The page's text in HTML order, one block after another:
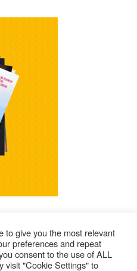
Où Trouver Poly ?
to give you the most relevant
preferences and repeat
consent to the use of ALL
visit "Cookie Settings" to